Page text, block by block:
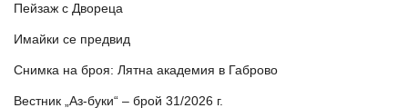
Пейзаж с Двореца
Имайки се предвид
Снимка на броя: Лятна академия в Габрово
Вестник „Аз-буки“ – брой 31/2026 г.